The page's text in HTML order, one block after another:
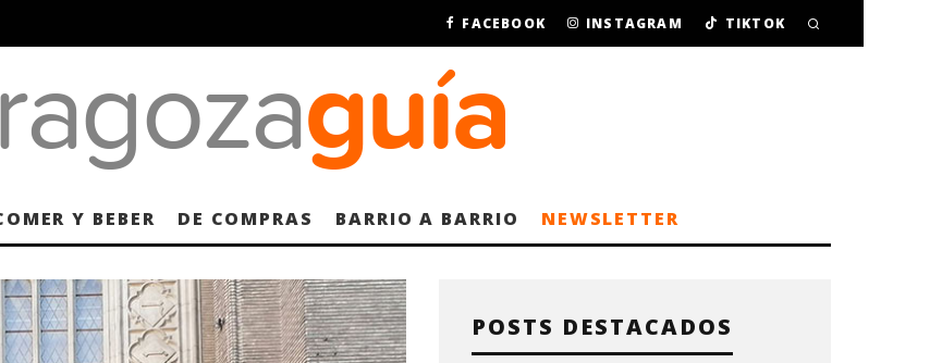
FACEBOOK INSTAGRAM TIKTOK
Y BEBER DE COMPRAS BARRIO A BARRIO NEWSLETTER
POSTS DESTACADOS